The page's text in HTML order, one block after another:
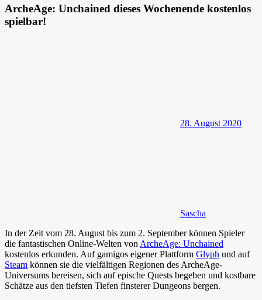
ArcheAge: Unchained dieses Wochenende kostenlos
spielbar!
28. August 2020
Sascha
In der Zeit vom 28. August bis zum 2. September können Spieler
die fantastischen Online-Welten vonArcheAge: Unchained
kostenlos erkunden. Auf gamigos eigener Plattform Glyph und auf
Steam können sie die vielfältigen Regionen des ArcheAge-
Universums bereisen, sich auf epische Quests begeben und kostbare
Schätze aus den tiefsten Tiefen finsterer Dungeons bergen.